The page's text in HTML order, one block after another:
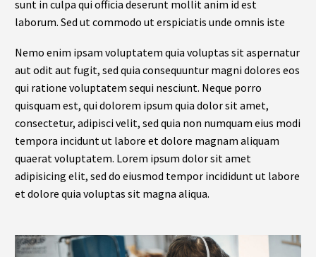
sunt in culpa qui officia deserunt mollit anim id est
laborum. Sed ut commodo ut erspiciatis unde omnis iste
Nemo enim ipsam voluptatem quia voluptas sit aspernatur
aut odit aut fugit, sed quia consequuntur magni dolores eos
qui ratione voluptatem sequi nesciunt. Neque porro
quisquam est, qui dolorem ipsum quia dolor sit amet,
consectetur, adipisci velit, sed quia non numquam eius modi
tempora incidunt ut labore et dolore magnam aliquam
quaerat voluptatem. Lorem ipsum dolor sit amet
adipisicing elit, sed do eiusmod tempor incididunt ut labore
et dolore quia voluptas sit magna aliqua.